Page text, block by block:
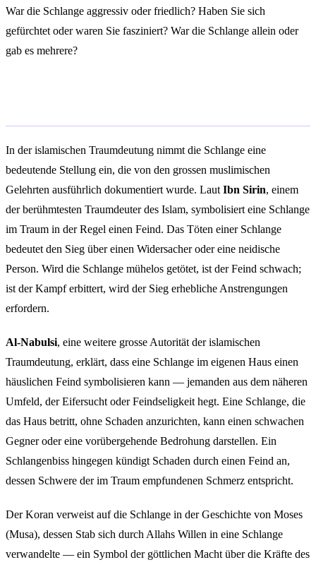
War die Schlange aggressiv oder friedlich? Haben Sie sich
gefürchtet oder waren Sie fasziniert? War die Schlange allein oder
gab es mehrere?
In der islamischen Traumdeutung nimmt die Schlange eine
bedeutende Stellung ein, die von den grossen muslimischen
Gelehrten ausführlich dokumentiert wurde. Laut Ibn Sirin, einem
der berühmtesten Traumdeuter des Islam, symbolisiert eine Schlange
im Traum in der Regel einen Feind. Das Töten einer Schlange
bedeutet den Sieg über einen Widersacher oder eine neidische
Person. Wird die Schlange mühelos getötet, ist der Feind schwach;
ist der Kampf erbittert, wird der Sieg erhebliche Anstrengungen
erfordern.
Al-Nabulsi, eine weitere grosse Autorität der islamischen
Traumdeutung, erklärt, dass eine Schlange im eigenen Haus einen
häuslichen Feind symbolisieren kann — jemanden aus dem näheren
Umfeld, der Eifersucht oder Feindseligkeit hegt. Eine Schlange, die
das Haus betritt, ohne Schaden anzurichten, kann einen schwachen
Gegner oder eine vorübergehende Bedrohung darstellen. Ein
Schlangenbiss hingegen kündigt Schaden durch einen Feind an,
dessen Schwere der im Traum empfundenen Schmerz entspricht.
Der Koran verweist auf die Schlange in der Geschichte von Moses
(Musa), dessen Stab sich durch Allahs Willen in eine Schlange
verwandelte — ein Symbol der göttlichen Macht über die Kräfte des